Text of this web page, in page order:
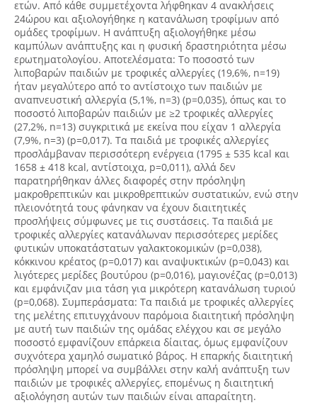
ετών. Από κάθε συμμετέχοντα λήφθηκαν 4 ανακλήσεις
24ώρου και αξιολογήθηκε η κατανάλωση τροφίμων από
ομάδες τροφίμων. Η ανάπτυξη αξιολογήθηκε μέσω
καμπύλων ανάπτυξης και η φυσική δραστηριότητα μέσω
ερωτηματολογίου. Αποτελέσματα: Το ποσοστό των
λιποβαρών παιδιών με τροφικές αλλεργίες (19,6%, n=19)
ήταν μεγαλύτερο από το αντίστοιχο των παιδιών με
αναπνευστική αλλεργία (5,1%, n=3) (p=0,035), όπως και το
ποσοστό λιποβαρών παιδιών με ≥2 τροφικές αλλεργίες
(27,2%, n=13) συγκριτικά με εκείνα που είχαν 1 αλλεργία
(7,9%, n=3) (p=0,017). Τα παιδιά με τροφικές αλλεργίες
προσλάμβαναν περισσότερη ενέργεια (1795 ± 535 kcal και
1658 ± 418 kcal, αντίστοιχα, p=0,011), αλλά δεν
παρατηρήθηκαν άλλες διαφορές στην πρόσληψη
μακροθρεπτικών και μικροθρεπτικών συστατικών, ενώ στην
πλειονότητά τους φάνηκαν να έχουν διαιτητικές
προσλήψεις σύμφωνες με τις συστάσεις. Τα παιδιά με
τροφικές αλλεργίες κατανάλωναν περισσότερες μερίδες
φυτικών υποκατάστατων γαλακτοκομικών (p=0,038),
κόκκινου κρέατος (p=0,017) και αναψυκτικών (p=0,043) και
λιγότερες μερίδες βουτύρου (p=0,016), μαγιονέζας (p=0,013)
και εμφάνιζαν μια τάση για μικρότερη κατανάλωση τυριού
(p=0,068). Συμπεράσματα: Τα παιδιά με τροφικές αλλεργίες
της μελέτης επιτυγχάνουν παρόμοια διαιτητική πρόσληψη
με αυτή των παιδιών της ομάδας ελέγχου και σε μεγάλο
ποσοστό εμφανίζουν επάρκεια δίαιτας, όμως εμφανίζουν
συχνότερα χαμηλό σωματικό βάρος. Η επαρκής διαιτητική
πρόσληψη μπορεί να συμβάλλει στην καλή ανάπτυξη των
παιδιών με τροφικές αλλεργίες, επομένως η διαιτητική
αξιολόγηση αυτών των παιδιών είναι απαραίτητη.